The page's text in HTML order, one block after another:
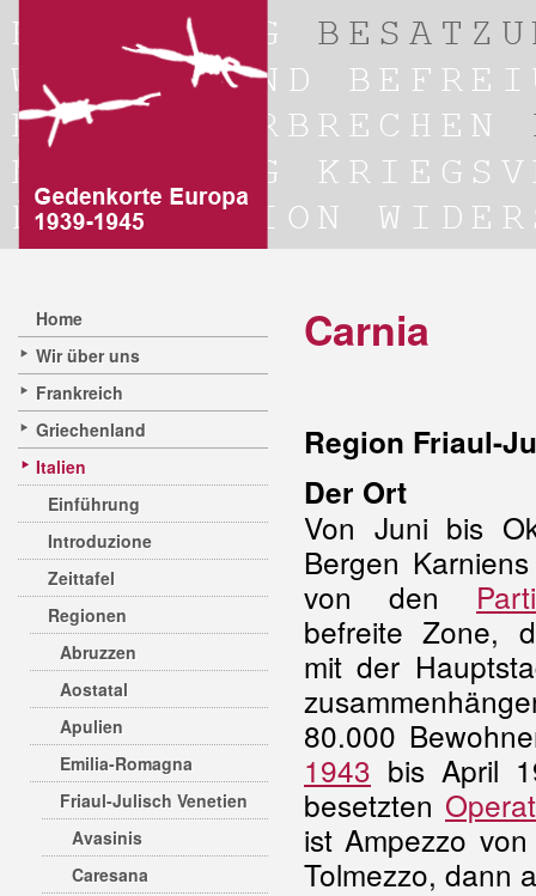
Home
Wir über uns
Frankreich
Griechenland
Italien
Einführung
Introduzione
Zeittafel
Regionen
Abruzzen
Aostatal
Apulien
Emilia-Romagna
Friaul-Julisch Venetien
Avasinis
Caresana
Carnia
Region Friaul-
Der Ort
Von Juni bis
Bergen
von den
befreite Zone,
mit der
80.000
1943 bis April
besetzten
ist Ampezzo
Tolmezzo, dann